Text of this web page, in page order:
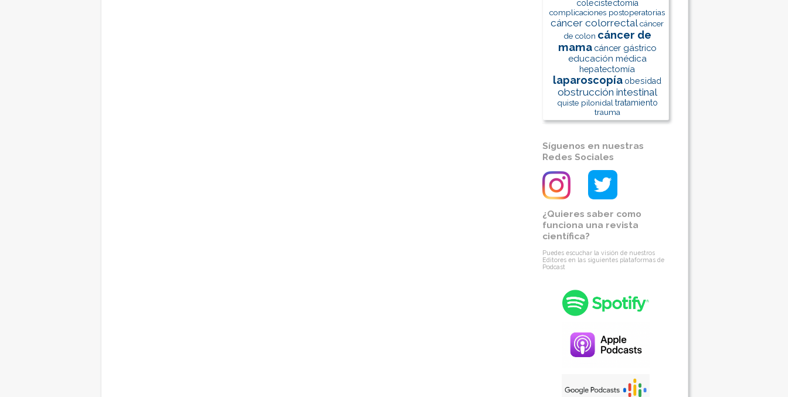
colecistectomía
complicaciones postoperatorias
cáncer colorrectalcáncer
de colon cáncer de
mama cáncer gástrico
educación médica
hepatectomía
laparoscopía obesidad
obstrucción intestinal
quiste pilonidal tratamiento
trauma
Síguenos en nuestras
Redes Sociales
¿Quieres saber como
funciona una revista
científica?
Puedes escuchar la visión de nuestros
Editores en las siguientes plataformas de
Podcast